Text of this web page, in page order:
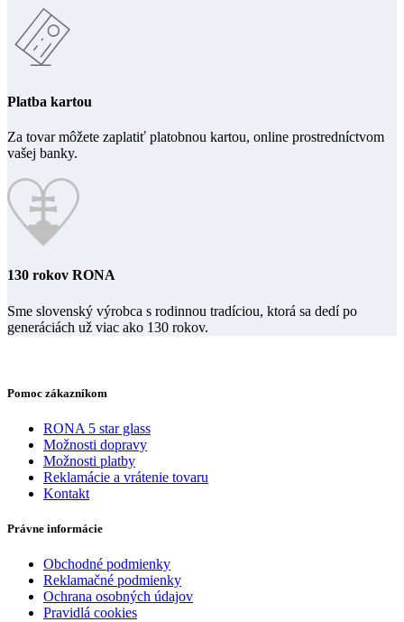
Platba kartou
Za tovar môžete zaplatiť platobnou kartou, online prostredníctvom
vašej banky.
130 rokov RONA
Sme slovenský výrobca s rodinnou tradíciou, ktorá sa dedí po
generáciách už viac ako 130 rokov.
Pomoc zákazníkom
RONA 5 star glass
Možnosti dopravy
Možnosti platby
Reklamácie a vrátenie tovaru
Kontakt
Právne informácie
Obchodné podmienky
Reklamačné podmienky
Ochrana osobných údajov
Pravidlá cookies